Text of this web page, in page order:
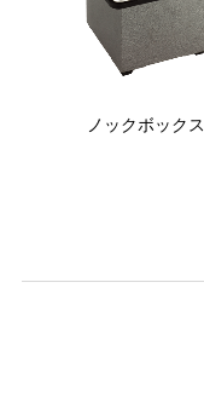
ノックボックス